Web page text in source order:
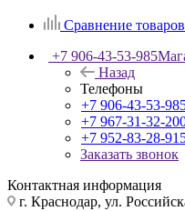
Сравнение товаров
+7 906-43-53-985
Назад
Телефоны
+7 906-43-53-
+7 967-31-32-
+7 952-83-28-
Заказать звонок
Контактная информация
г. Краснодар, ул.